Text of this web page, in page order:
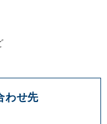
わせ先